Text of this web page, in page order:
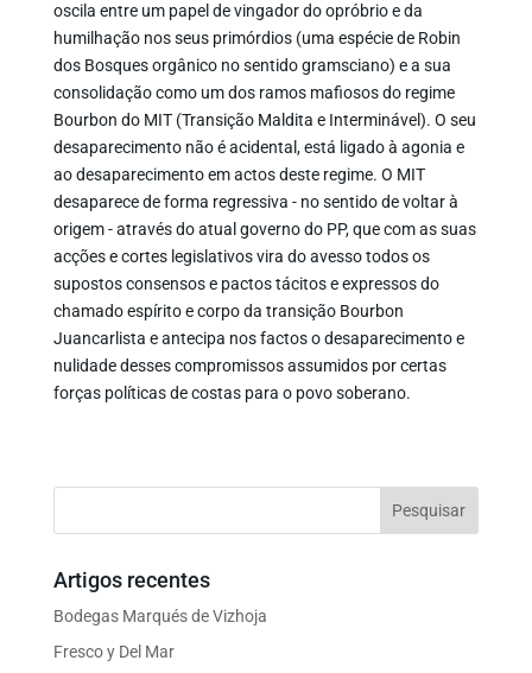
oscila entre um papel de vingador do opróbrio e da
humilhação nos seus primórdios (uma espécie de Robin
dos Bosques orgânico no sentido gramsciano) e a sua
consolidação como um dos ramos mafiosos do regime
Bourbon do MIT (Transição Maldita e Interminável). O seu
desaparecimento não é acidental, está ligado à agonia e
ao desaparecimento em actos deste regime. O MIT
desaparece de forma regressiva - no sentido de voltar à
origem - através do atual governo do PP, que com as suas
acções e cortes legislativos vira do avesso todos os
supostos consensos e pactos tácitos e expressos do
chamado espírito e corpo da transição Bourbon
Juancarlista e antecipa nos factos o desaparecimento e
nulidade desses compromissos assumidos por certas
forças políticas de costas para o povo soberano.
Artigos recentes
Bodegas Marqués de Vizhoja
Fresco y Del Mar